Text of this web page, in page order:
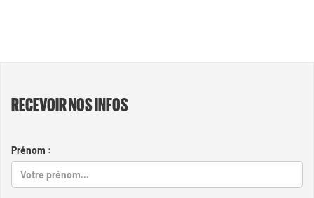
RECEVOIR NOS INFOS
Prénom :